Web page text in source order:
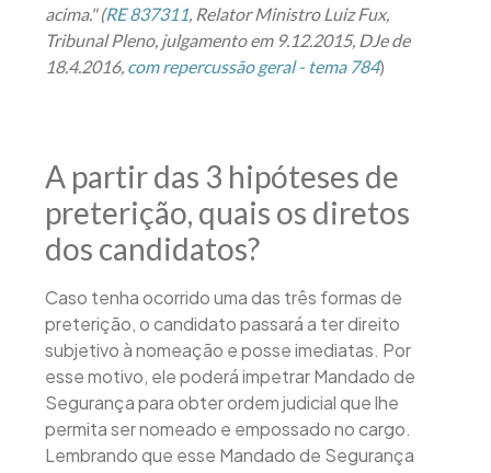
acima." (RE 837311, Relator Ministro Luiz Fux,
Tribunal Pleno, julgamento em 9.12.2015, DJe de
18.4.2016, com repercussão geral - tema 784)
A partir das 3 hipóteses de
preterição, quais os diretos
dos candidatos?
Caso tenha ocorrido uma das três formas de
preterição, o candidato passará a ter direito
subjetivo à nomeação e posse imediatas. Por
esse motivo, ele poderá impetrar Mandado de
Segurança para obter ordem judicial que lhe
permita ser nomeado e empossado no cargo.
Lembrando que esse Mandado de Segurança